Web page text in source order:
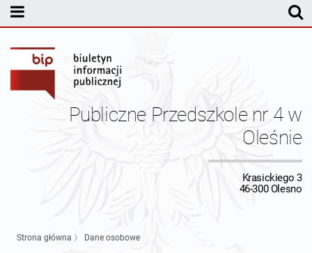
Publiczne Przedszkole nr 4 w
Oleśnie
Krasickiego 3
46-300 Olesno
Kontakt
Dane osobowe
Strona główna 〉 Dane osobowe